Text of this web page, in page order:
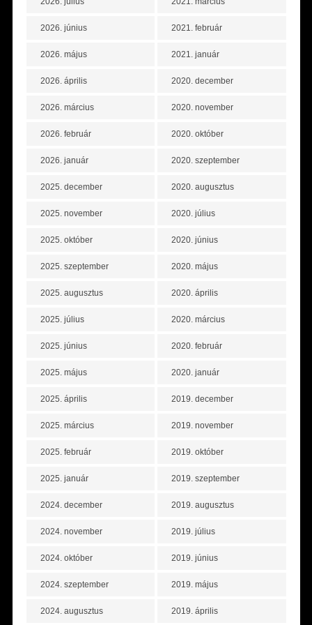
2026. június
2026. május
2026. április
2026. március
2026. február
2026. január
2025. december
2025. november
2025. október
2025. szeptember
2025. augusztus
2025. július
2025. június
2025. május
2025. április
2025. március
2025. február
2025. január
2024. december
2024. november
2024. október
2024. szeptember
2024. augusztus
2021. február
2021. január
2020. december
2020. november
2020. október
2020. szeptember
2020. augusztus
2020. július
2020. június
2020. május
2020. április
2020. március
2020. február
2020. január
2019. december
2019. november
2019. október
2019. szeptember
2019. augusztus
2019. július
2019. június
2019. május
2019. április